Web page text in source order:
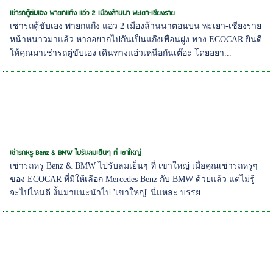
เช่ารถตู้ขับเอง พายกแก๊ง แอ่ว 2 เมืองล้านนา พะเยา-เชียงราย
เช่ารถตู้ขับเอง พายกแก๊ง แอ่ว 2 เมืองล้านนาตอนบน พะเยา-เชียงราย
หน้าหนาวมาแล้ว หากอยากไปกันเป็นแก๊งเพื่อนฝูง ทาง ECOCAR ยินดี
ให้คุณมาเช่ารถตู่ขับเอง เดินทางแอ่วเหนือกันเต๊อะ โดยอยา...
เช่ารถหรู Benz & BMW ไปรับลมเย็นๆ ที่ เขาใหญ่
เช่ารถหรู Benz & BMW ไปรับลมเย็นๆ ที่ เขาใหญ่ เมื่อคุณเช่ารถหรูๆ
ของ ECOCAR ที่มีให้เลือก Mercedes Benz กับ BMW ด้วยแล้ว แต่ไม่รู้
จะไปไหนดี งั้นมาแนะนำไป 'เขาใหญ่' นี่แหละ บรรย...